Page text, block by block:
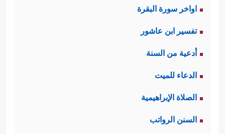
اواخر سورة البقرة
تفسير ابن عاشور
أدعية من السنة
الدعاء للميت
الصلاة الإبراهيمية
السنن الرواتب